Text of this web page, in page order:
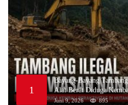
1
Bayang-Bayang
Alat Berat Diduga
Juni 9, 2026 895